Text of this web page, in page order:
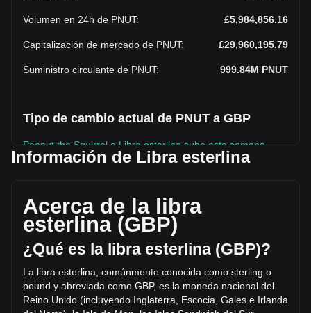
Volumen en 24h de PNUT: £5,984,856.16
Capitalización de mercado de PNUT: £29,960,195.79
Suministro circulante de PNUT: 999.84M PNUT
Tipo de cambio actual de PNUT a GBP
Peanut the Squirrel a Libra esterlina sube esta semana.
total de £29,960,195.79 GBP basada en un suministro
circulante de 999,841,700 PNUT. El volumen de trading de
Peanut the Squirrel se modificó en un +23.74%
(£1,148,237.46 GBP) en las últimas 24 horas. El último día
de trading, el volumen de operaciones de PNUT fue
£4,836,618.7.
Más información acerca de Peanut the
Información de Libra esterlina
Acerca de la libra
esterlina (GBP)
¿Qué es la libra esterlina (GBP)?
La libra esterlina, comúnmente conocida como sterling o
pound y abreviada como GBP, es la moneda nacional del
Reino Unido (incluyendo Inglaterra, Escocia, Gales e Irlanda